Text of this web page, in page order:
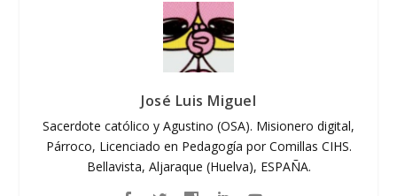
José Luis Miguel
Sacerdote católico y Agustino (OSA). Misionero digital,
Párroco, Licenciado en Pedagogía por Comillas CIHS.
Bellavista, Aljaraque (Huelva), ESPAÑA.